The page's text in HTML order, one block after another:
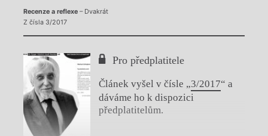
Recenze a reflexe– Dvakrát
Z čísla 3/2017
Pro předplatitele
Článek vyšel v čísle „3/2017“ a
dáváme ho k dispozici
předplatitelům.